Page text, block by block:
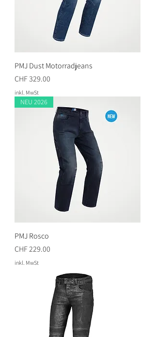
PMJ Dust Motorradjeans
Preis
CHF 329.00
inkl. MwSt
NEU 2026
PMJ Rosco
Preis
CHF 229.00
inkl. MwSt